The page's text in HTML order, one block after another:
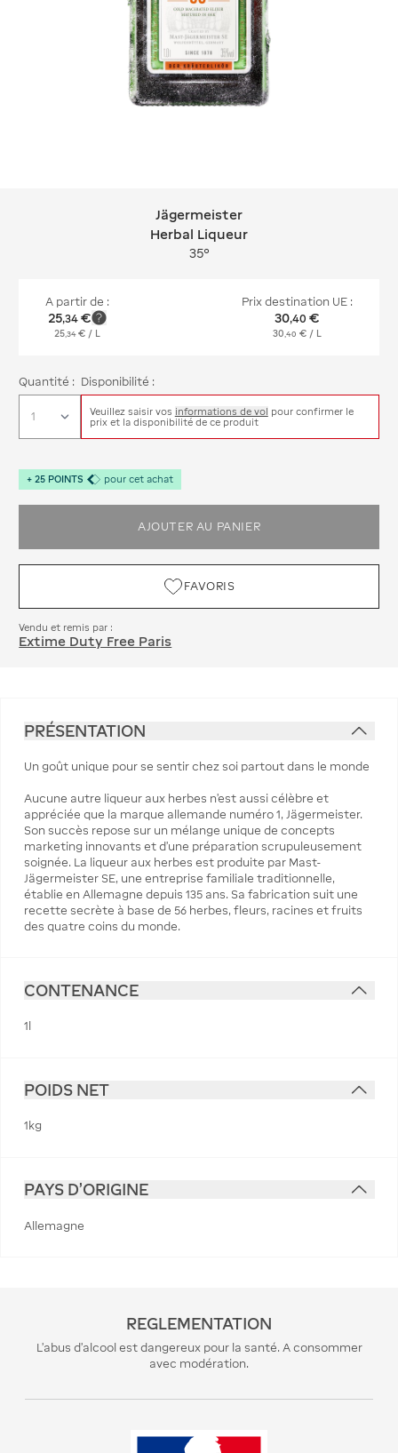
Jägermeister Herbal Liqueur
Jägermeister
Herbal Liqueur
35°
A partir de :
25,34 €
25,34 € / L
Prix destination UE :
30,40 €
30,40 € / L
Quantité : Disponibilité :
Veuillez saisir vos informations de vol pour confirmer le
prix et la disponibilité de ce produit
+ 25 POINTS pour cet achat
AJOUTER AU PANIER
FAVORIS
Vendu et remis par :
Extime Duty Free Paris
PRÉSENTATION
Un goût unique pour se sentir chez soi partout dans le monde
Aucune autre liqueur aux herbes n’est aussi célèbre et
appréciée que la marque allemande numéro 1, Jägermeister.
Son succès repose sur un mélange unique de concepts
marketing innovants et d’une préparation scrupuleusement
soignée. La liqueur aux herbes est produite par Mast-
Jägermeister SE, une entreprise familiale traditionnelle,
établie en Allemagne depuis 135 ans. Sa fabrication suit une
recette secrète à base de 56 herbes, fleurs, racines et fruits
des quatre coins du monde.
CONTENANCE
1l
POIDS NET
1kg
PAYS D'ORIGINE
Allemagne
REGLEMENTATION
L’abus d’alcool est dangereux pour la santé. A consommer
avec modération.